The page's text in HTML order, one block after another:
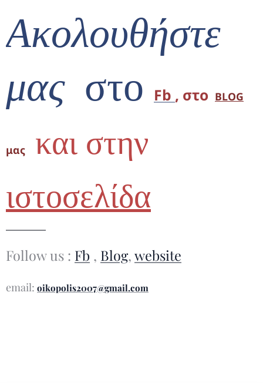
Ακολουθήστε
μαςστο Fb , στο BLOG
μας
και στην
ιστοσελίδα
Follow us : Fb , Blog,website
email: oikopolis2007@gmail.com